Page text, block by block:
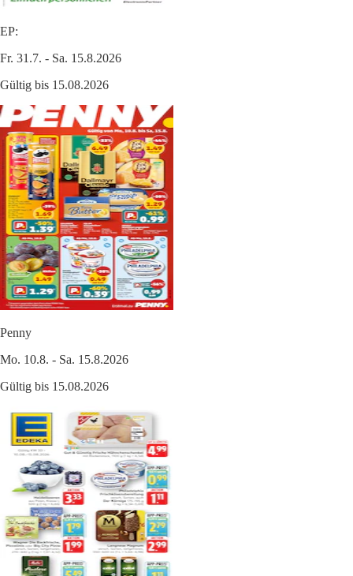
EP:
Fr. 31.7. - Sa. 15.8.2026
Gültig bis 15.08.2026
Penny
Mo. 10.8. - Sa. 15.8.2026
Gültig bis 15.08.2026